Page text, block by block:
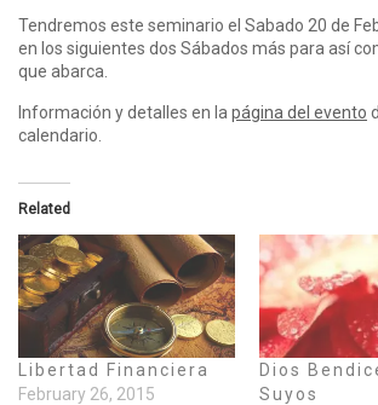
Tendremos este seminario el Sabado 20 de
en los siguientes dos Sábados más para así
que abarca.
Información y detalles en la página del evento
calendario.
Related
Libertad Financiera
February 26, 2015
Dios
Suyos